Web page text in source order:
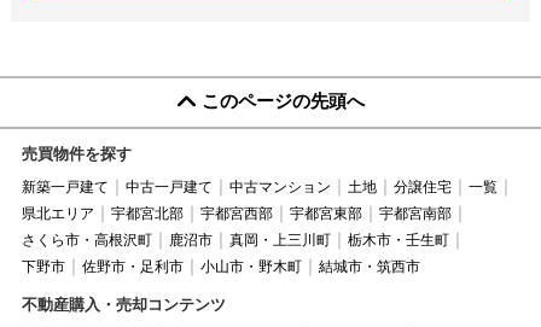
このページの先頭へ
売買物件を探す
新築一戸建て 中古一戸建て 中古マンション 土地 分譲住宅
一覧
県北エリア
宇都宮北部 宇都宮西部 宇都宮東部
宇都宮南部
さくら市・高根沢町
鹿沼市 真岡・上三川町
栃木市・壬生町
下野市
佐野市・足利市 小山市・野木町 結城市・筑西市
不動産購入・売却コンテンツ